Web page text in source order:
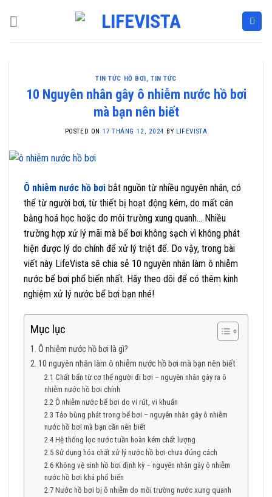
TIN TỨC HỒ BƠI,TIN TỨC
10 Nguyên nhân gây ô nhiễm nước hồ bơi
mà bạn nên biết
POSTED ON 17 THÁNG 12, 2024 BY LIFEVISTA
Ô nhiễm nước hồ bơi bắt nguồn từ nhiều nguyên nhân, có
thể từ người bơi, từ thiết bị hoạt động kém, do mất cân
bằng hoá học hoặc do môi trường xung quanh… Nhiều
trường hợp xử lý mãi mà bể bơi không sạch vì không phát
hiện được lý do chính để xử lý triệt để. Do vậy, trong bài
viết này LifeVista sẽ chia sẻ 10 nguyên nhân làm ô nhiễm
nước bể bơi phổ biến nhất. Hãy theo dõi để có thêm kinh
nghiệm xử lý nước bể bơi bạn nhé!
Mục lục
1. Ô nhiễm nước hồ bơi là gì?
2. 10 nguyên nhân làm ô nhiễm nước hồ bơi mà bạn nên biết
2.1 Chất bẩn từ cơ thể người đi bơi – nguyên nhân gây ra ô
nhiễm nước hồ bơi chính
2.2 Ô nhiễm nước bể bơi do vi rút, vi khuẩn
2.3 Tảo bùng phát trong bể bơi – nguyên nhân gây ô nhiễm
nước hồ bơi mà bạn cần nên biết
2.4 Hệ thống lọc nước tuần hoàn kém chất lượng
2.5 Sử dụng hóa chất xử lý nước hồ bơi chưa đúng cách
2.6 Không vệ sinh hồ bơi định kỳ – nguyên nhân gây ô nhiễm
nước hồ bơi khá phổ biến
2.7 Nước hồ bơi bị ô nhiễm do môi trường nước xung quanh